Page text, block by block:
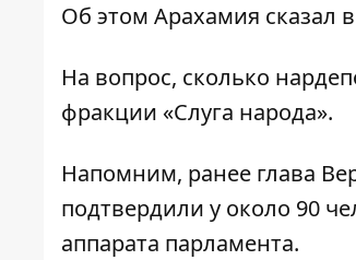
Об этом Арахамия сказал
На вопрос, сколько
фракции «Слуга народа».
Напомним, ранее глава
подтвердили у около 90
аппарата парламента.